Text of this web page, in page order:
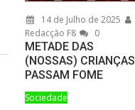
14 de Julho de 2025
Redacção F8
0
METADE DAS
(NOSSAS) CRIANÇAS
PASSAM FOME
Sociedade